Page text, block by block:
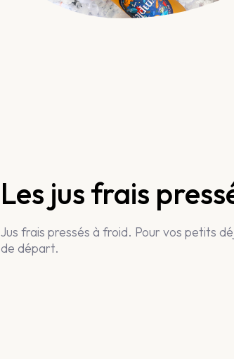
Les jus frais
Jus frais pressés à froid. Pour vos petits
de départ.